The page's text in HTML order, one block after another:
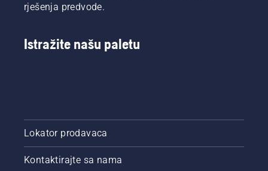
rješenja predvode.
Istražite našu paletu
Lokator prodavaca
Kontaktirajte sa nama